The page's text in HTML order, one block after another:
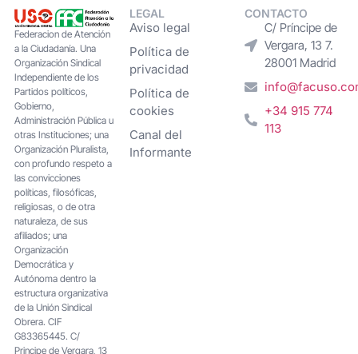
Federacion de Atención
a la Ciudadanía. Una
Organización Sindical
Independiente de los
Partidos políticos,
Gobierno,
Administración Pública u
otras Instituciones; una
Organización Pluralista,
con profundo respeto a
las convicciones
políticas, filosóficas,
religiosas, o de otra
naturaleza, de sus
afiliados; una
Organización
Democrática y
Autónoma dentro la
estructura organizativa
de la Unión Sindical
Obrera. CIF
G83365445. C/
Principe de Vergara, 13
LEGAL
Aviso legal
Política de
privacidad
Política de
cookies
Canal del
Informante
CONTACTO
C/ Príncipe de
Vergara, 13 7.
28001 Madrid
+34 915 774
113